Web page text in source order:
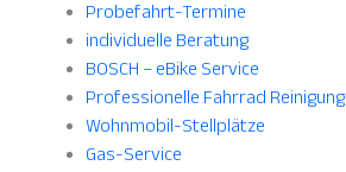
Probefahrt-Termine
individuelle Beratung
BOSCH – eBike Service
Professionelle Fahrrad Reinigung
Wohnmobil-Stellplätze
Gas-Service